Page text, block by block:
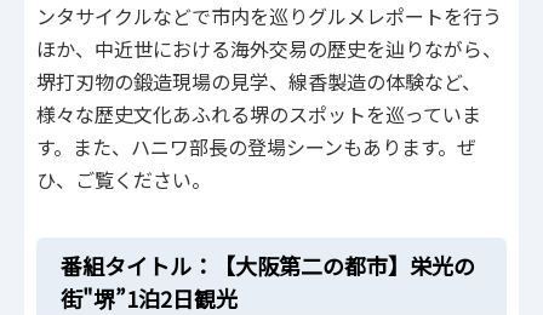
ンタサイクルなどで市内を巡りグルメレポートを行う
ほか、中近世における海外交易の歴史を辿りながら、
堺打刃物の鍛造現場の見学、線香製造の体験など、
様々な歴史文化あふれる堺のスポットを巡っていま
す。また、ハニワ部長の登場シーンもあります。ぜ
ひ、ご覧ください。
番組タイトル：【大阪第二の都市】栄光の
街"堺”1泊2日観光